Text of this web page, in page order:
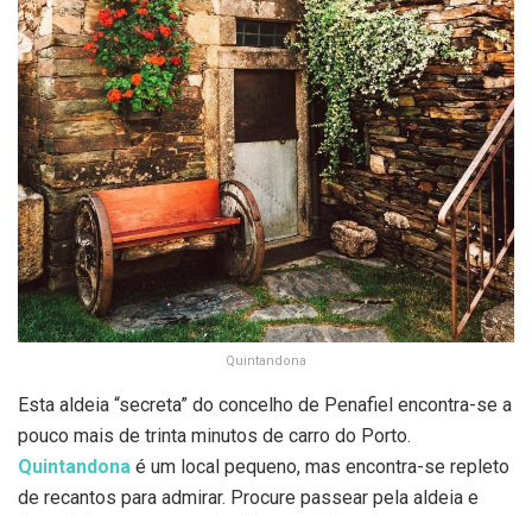
Quintandona
Esta aldeia “secreta” do concelho de Penafiel encontra-se a
pouco mais de trinta minutos de carro do Porto.
Quintandona é um local pequeno, mas encontra-se repleto
de recantos para admirar. Procure passear pela aldeia e